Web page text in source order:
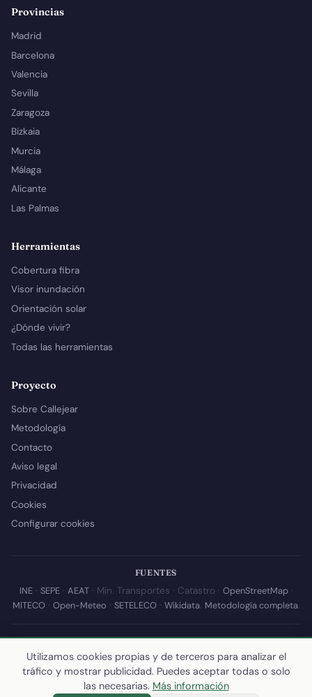
Provincias
Madrid
Barcelona
Valencia
Sevilla
Zaragoza
Bizkaia
Murcia
Málaga
Alicante
Las Palmas
Herramientas
Cobertura fibra
Visor inundación
Orientación solar
¿Dónde vivir?
Todas las herramientas
Proyecto
Sobre Callejear
Metodología
Contacto
Aviso legal
Privacidad
Cookies
Configurar cookies
FUENTES
INE· SEPE· AEAT· Min. Transportes · Catastro · OpenStreetMap·
MITECO· Open-Meteo · SETELECO· Wikidata. Metodología completa.
© 2026 Callejear.com — Directorio municipal de España con datos
abiertos. Desarrollado y mantenido porYoel Castaño.
Última actualización de esta página:10 de julio de 2026
Utilizamos cookies propias y de terceros para analizar el
tráfico y mostrar publicidad. Puedes aceptar todas o solo
las necesarias. Más información